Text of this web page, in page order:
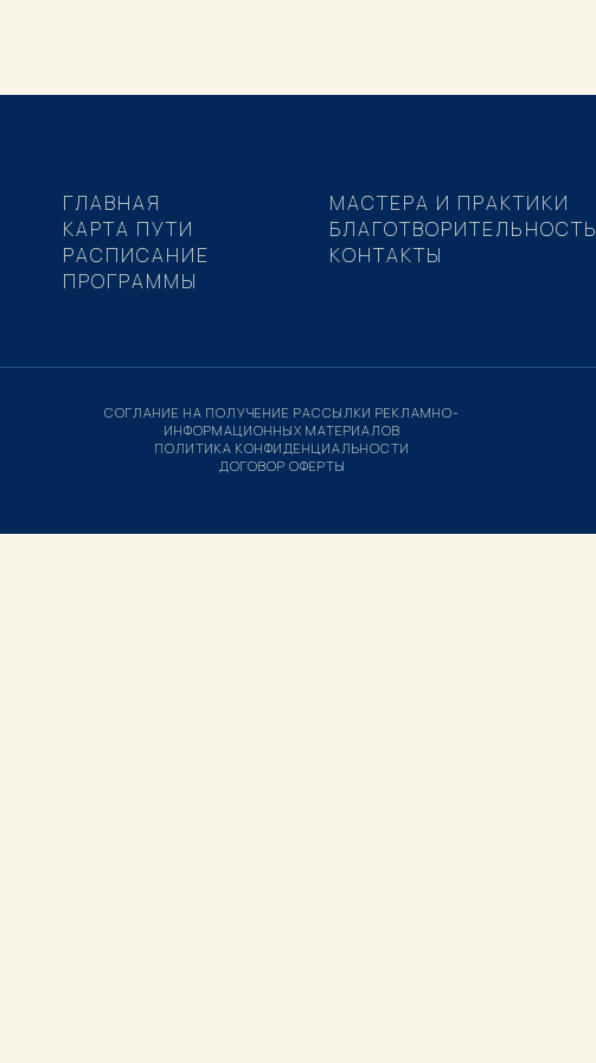
ГЛАВНАЯ
КАРТА ПУТИ
РАСПИСАНИЕ
ПРОГРАММЫ
МАСТЕРА И ПРАКТИКИ
БЛАГОТВОРИТЕЛЬНОСТЬ
КОНТАКТЫ
СОГЛАНИЕ НА ПОЛУЧЕНИЕ РАССЫЛКИ РЕКЛАМНО-
ИНФОРМАЦИОННЫХ МАТЕРИАЛОВ
ПОЛИТИКА КОНФИДЕНЦИАЛЬНОСТИ
ДОГОВОР ОФЕРТЫ